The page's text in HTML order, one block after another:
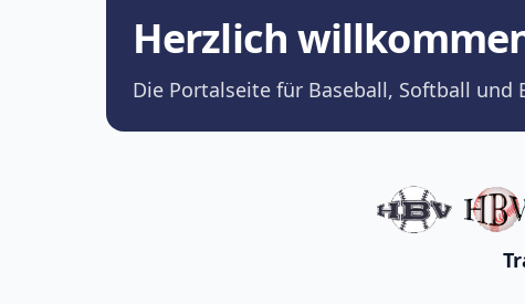
Herzlich
Die Portalseite für Baseball, Softball